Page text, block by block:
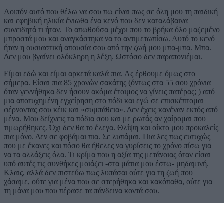
Λοιπόν αυτό που θέλω να σου πω είναι πως σε όλη μου τη παιδική
και εφηβική ηλικία ένιωθα ένα κενό που δεν καταλάβαινα
συνειδητά τι ήταν. Το απωθούσα μέχρι που το βρήκα όλο μαζεμένο
μπροστά μου και αναγκάστηκα να το αντιμετωπίσω. Αυτό το κενό
ήταν η ουσιαστική απουσία σου από την ζωή μου μπα-μπα. Μπα.
Δεν μου βγαίνει ολόκληρη η λέξη. Ωστόσο δεν παραπονιέμαι.
Είμαι εδώ και είμαι αρκετά καλά πια. Ας έρθουμε όμως στο
σήμερα. Είσαι πια 85 χρονών σακάτης (όντως στα 55 σου χρόνια
όταν γεννήθηκα δεν ήσουν ακόμα έτοιμος να γίνεις πατέρας; ) από
μια αποτυχημένη εγχείρηση στο πόδι και εγώ σε επισκέπτομαι
φέρνοντας σου κέικ και «συμπάθεια». Δεν έχεις κανέναν εκτός από
μένα. Μου δείχνεις τα πόδια σου και με ρωτάς αν χαίρομαι που
τιμωρήθηκες. Όχι δεν θα το έλεγα. Θλίψη και οίκτο μου προκαλείς
πια μόνο. Δεν σε φοβάμαι πια. Σε λυπάμαι. Πια λες πως ευτυχώς
που με έκανες και πόσο θα ήθελες να γυρίσεις το χρόνο πίσω για
να τα αλλάξεις όλα. Τι κρίμα που η αξία της μετάνοιας όταν είσαι
υπό αυτές τις συνθήκες μοιάζει -στα μάτια μου έστω- μηδαμινή.
Κλαις, αλλά δεν πιστεύω πως λυπάσαι ούτε για τη ζωή που
χάσαμε, ούτε για μένα που σε στερήθηκα και κακόπαθα, ούτε για
τη μάνα μου που πέρασε τα πάνδεινα κοντά σου.